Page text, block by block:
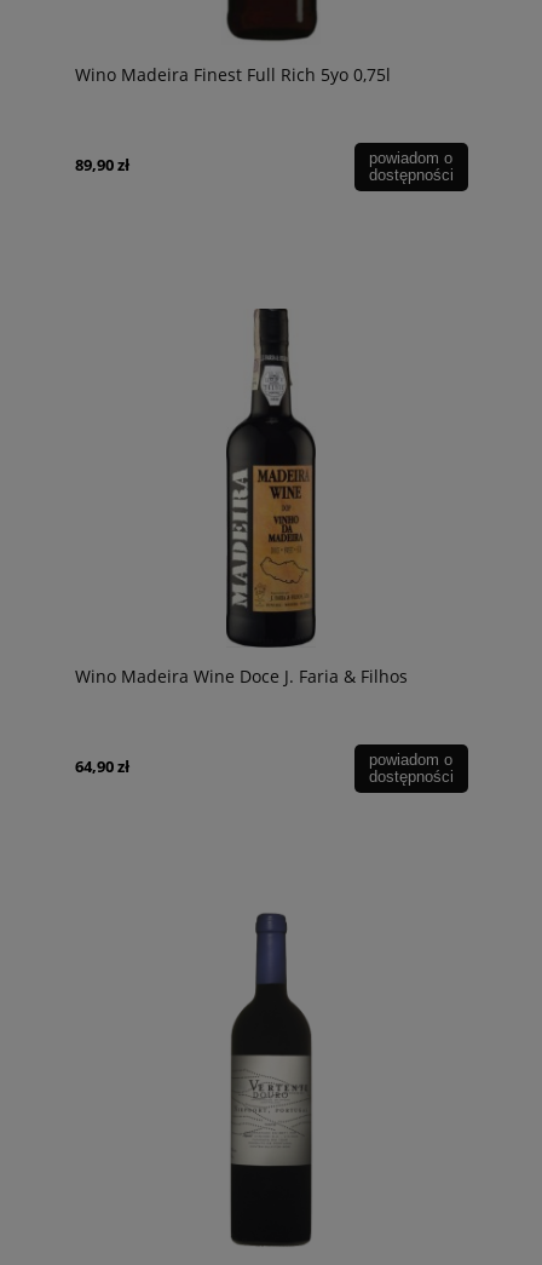
Wino Madeira Finest Full Rich 5yo 0,75l
89,90 zł
powiadom o
dostępności
Wino Madeira Wine Doce J. Faria & Filhos
64,90 zł
powiadom o
dostępności